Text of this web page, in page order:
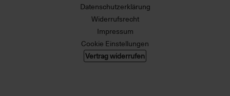
Datenschutzerklärung
Widerrufsrecht
Impressum
Cookie Einstellungen
Vertrag widerrufen